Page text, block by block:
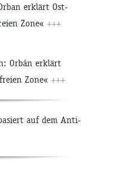
erklärt Ost-
Zone« +++
Orbán erklärt
Zone« +++
auf dem Anti-